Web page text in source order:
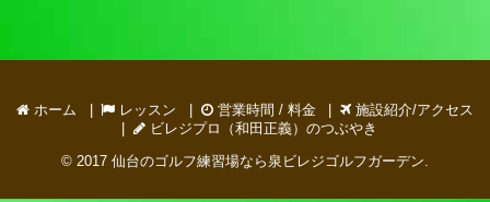
ホーム レッスン 営業時間 / 料金
施設紹介/アクセス
ビレジプロ（和田正義）のつぶやき
© 2017 仙台のゴルフ練習場なら泉ビレジゴルフガーデン.